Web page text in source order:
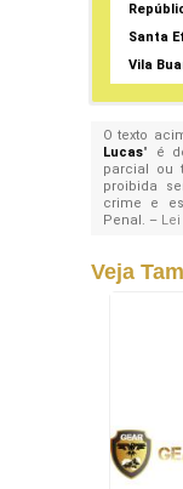
Santa
Vila
O texto
Lucas" é
parcial ou
proibida
crime e
Penal. –
Veja